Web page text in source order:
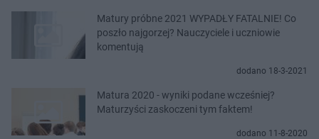
Matury próbne 2021 WYPADŁY FATALNIE! Co
poszło najgorzej? Nauczyciele i uczniowie
komentują
dodano 18-3-2021
Matura 2020 - wyniki podane wcześniej?
Maturzyści zaskoczeni tym faktem!
dodano 11-8-2020